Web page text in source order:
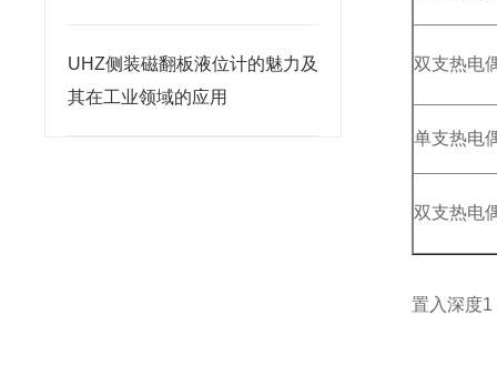
UHZ侧装磁翻板液位计的魅力及
其在工业领域的应用
双支热电
单支热电
双支热电
置入深度